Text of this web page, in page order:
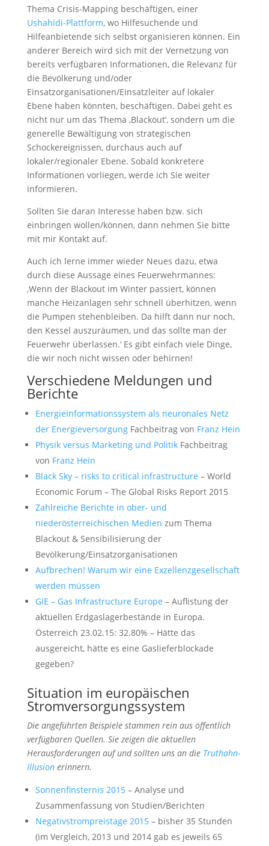
Thema Crisis-Mapping beschäftigen, einer
Ushahidi-Plattform, wo Hilfesuchende und
Hilfeanbietende sich selbst organisieren können. Ein
anderer Bereich wird sich mit der Vernetzung von
bereits verfügbaren Informationen, die Relevanz für
die Bevölkerung und/oder
Einsatzorganisationen/Einsatzleiter auf lokaler
Ebene haben könnten, beschäftigen. Dabei geht es
nicht nur um das Thema ‚Blackout‘, sondern um die
generelle Bewältigung von strategischen
Schockereignissen, durchaus auch auf
lokaler/regionaler Ebene. Sobald konkretere
Informationen vorliegen, werde ich Sie weiter
informieren.
Sollten Sie daran Interesse haben bzw. sich
einbringen wollen/können, dann nehmen Sie bitte
mit mir Kontakt auf.
Auch ich lerne immer wieder Neues dazu, etwa
durch diese Aussage eines Feuerwehrmannes:
‚Wenn der Blackout im Winter passiert, können
manche Heizanlagen sehr schnell überhitzen, wenn
die Pumpen stehenbleiben. Da hilft dann nur noch,
den Kessel auszuräumen, und das sollte man der
Feuerwehr überlassen.‘ Es gibt einfach viele Dinge,
die wir noch nicht wissen oder behirnen!
Verschiedene Meldungen und
Berichte
Energieinformationssystem als neuronales Netz
der EnergieversorgungFachbeitrag von Franz Hein
Physik versus Marketing und PolitikFachbeitrag
von Franz Hein
Black Sky – risks to critical infrastructure – World
Economic Forum – The Global Risks Report 2015
Zahlreiche Berichte in ober- und
niederösterreichischen Medien zum Thema
Blackout & Sensibilisierung der
Bevölkerung/Einsatzorganisationen
Aufbrechen! Warum wir eine Exzellenzgesellschaft
werden müssen
GIE – Gas Infrastructure Europe – Auflistung der
aktuellen Erdgaslagerbestände in Europa.
Österreich 23.02.15: 32.80% – Hätte das
ausgereicht, hätte es eine Gaslieferblockade
gegeben?
Situation im europäischen
Stromversorgungssystem
Die angeführten Beispiele stammen rein aus öffentlich
verfügbaren Quellen. Sie zeigen die aktuellen
Herausforderungen auf und sollten uns an die Truthahn-
Illusion erinnern.
Sonnenfinsternis 2015– Analyse und
Zusammenfassung von Studien/Berichten
Negativstrompreistage 2015– bisher 35 Stunden
(im Vergleich, 2013 und 2014 gab es jeweils 65